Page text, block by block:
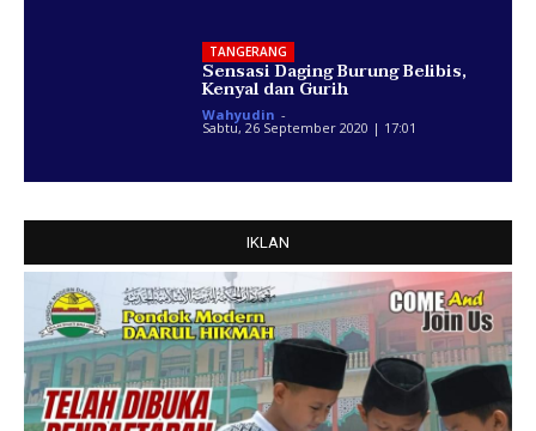
TANGERANG
Sensasi Daging Burung Belibis,
Kenyal dan Gurih
Wahyudin -
Sabtu, 26 September 2020 | 17:01
IKLAN